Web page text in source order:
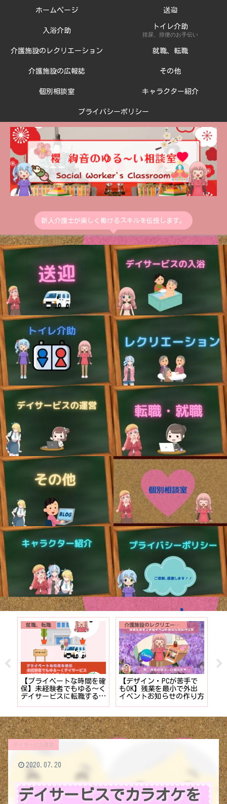
新人介護士が楽しく働けるスキルを伝授します。
ホームページ 送迎
入浴介助
トイレ介助
排尿、排便のお手伝い
介護施設のレクリエーション 就職、転職
介護施設の広報誌 その他
個別相談室 キャラクター紹介
プライバシーポリシー
就職、転職
【プライベートな時間を確
保】未経験者でもゆる〜く
デイサービスに転職する7
介護施設のレクリエーション
【デザイン・PCが苦手で
もOK】残業を最小で外出
イベントお知らせの作り方
デイサービスでカラオケを
デイサービス運営
2020.07.20